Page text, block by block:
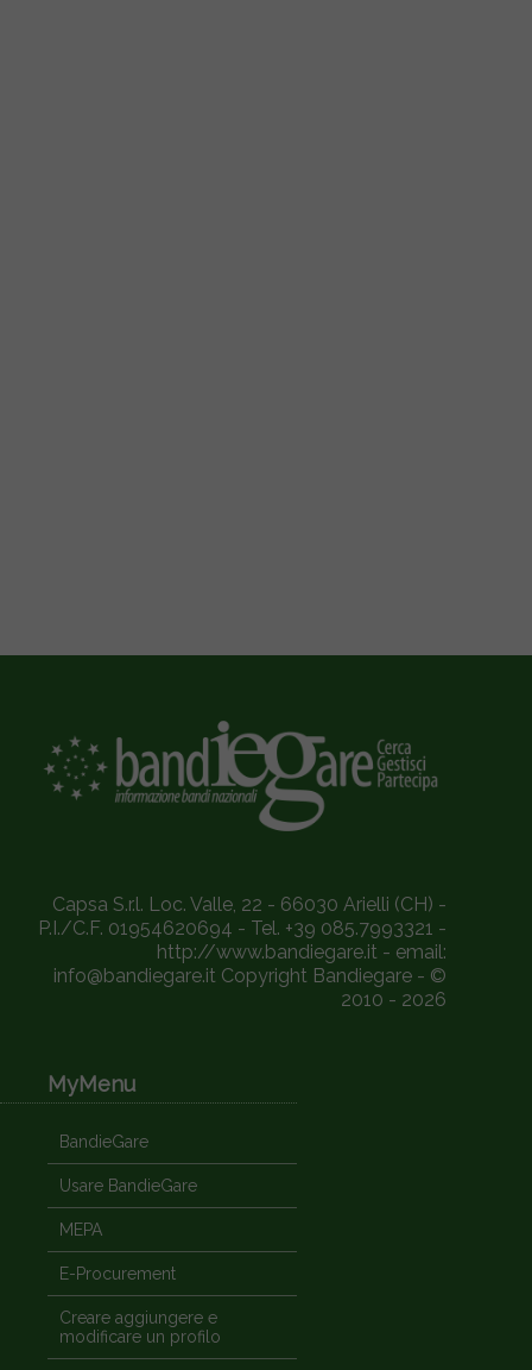
Capsa S.r.l. Loc. Valle, 22 - 66030 Arielli (CH) -
P.I./C.F. 01954620694 - Tel. +39 085.7993321 -
http://www.bandiegare.it - email:
info@bandiegare.it Copyright Bandiegare - ©
2010 - 2026
MyMenu
BandieGare
Usare BandieGare
MEPA
E-Procurement
Creare aggiungere e
modificare un profilo